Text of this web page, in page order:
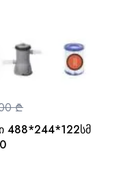
488*244*122სმ
₾